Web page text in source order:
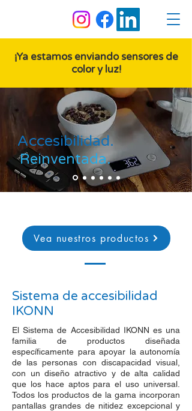
¡Ya estamos enviando sensores de
color y luz!
Accesibilidad.
Reinventada.
Vea nuestros productos
Sistema de accesibilidad
IKONN
El Sistema de Accesibilidad IKONN es una
familia de productos diseñada
específicamente para apoyar la autonomía
de las personas con discapacidad visual,
con un diseño atractivo y de alta calidad
que los hace aptos para el uso universal.
Todos los productos de la gama incorporan
pantallas grandes de nitidez excepcional y